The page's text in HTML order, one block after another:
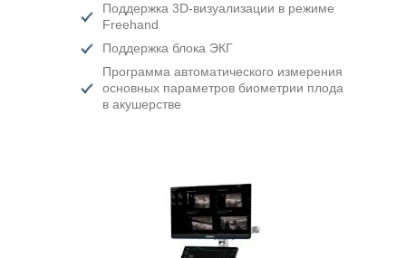
Поддержка 3D-визуализации в режиме
Freehand
Поддержка блока ЭКГ
Программа автоматического измерения
основных параметров биометрии плода
в акушерстве